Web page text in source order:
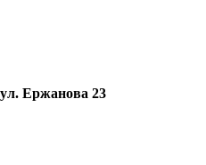
ул. Ержанова 23